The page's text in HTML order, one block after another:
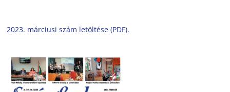
2023. márciusi szám letöltése (PDF).